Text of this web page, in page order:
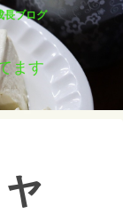
長ブログ
ます